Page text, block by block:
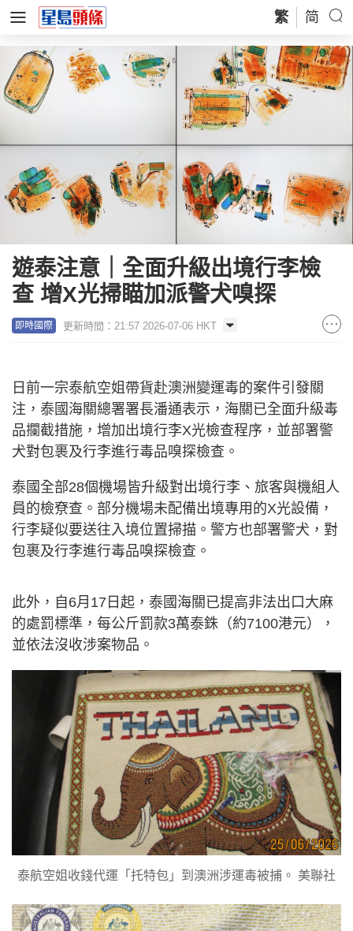
繁 简
遊泰注意｜全面升級出境行李檢
查 增X光掃瞄加派警犬嗅探
即時國際 更新時間：21:57 2026-07-06 HKT
日前一宗泰航空姐帶貨赴澳洲變運毒的案件引發關
注， 泰國海關總署署長潘通表示，海關已全面升級毒
品攔截措施，增加出境行李X光檢查程序，並部署警
犬對包裹及行李進行毒品嗅探檢查。
泰國全部28個機場皆升級對出境行李、旅客與機組人
員的檢尞查。部分機場未配備出境專用的X光設備，
行李疑似要送往入境位置掃描。 警方也部署警犬，對
包裹及行李進行毒品嗅探檢查。
此外，自6月17日起，泰國海關已提高非法出口大麻
的處罰標準，每公斤罰款3萬泰銖（約7100港元），
並依法沒收涉案物品。
泰航空姐收錢代運「托特包」到澳洲涉運毒被捕。 美聯社